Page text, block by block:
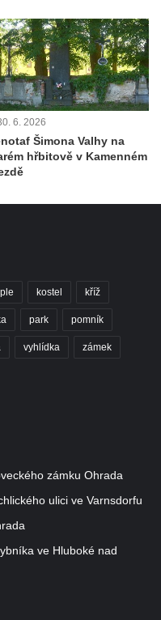
v
v
v
hřbitově
v
v
6. 2026
Šimona Valhy na
hřbitově v Kamenném
kostel kříž
park pomník
vyhlídka zámek
zámku Ohrada
ulici ve Varnsdorfu
ve Hluboké nad